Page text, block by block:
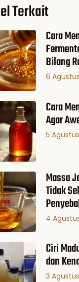
Terkait
Cara
Bilang
6
Cara
Agar
5
Massa
Tidak
4
Ciri
dan
3